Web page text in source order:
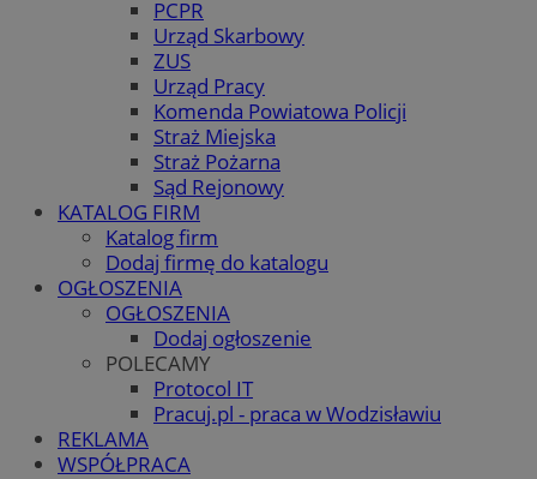
PCPR
Urząd Skarbowy
ZUS
Urząd Pracy
Komenda Powiatowa Policji
Straż Miejska
Straż Pożarna
Sąd Rejonowy
KATALOG FIRM
Katalog firm
Dodaj firmę do katalogu
OGŁOSZENIA
OGŁOSZENIA
Dodaj ogłoszenie
POLECAMY
Protocol IT
Pracuj.pl - praca w Wodzisławiu
REKLAMA
WSPÓŁPRACA